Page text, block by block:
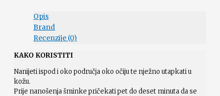
Opis
Brand
Recenzije (0)
KAKO KORISTITI
Nanijeti ispod i oko područja oko očiju te nježno utapkati u
kožu.
Prije nanošenja šminke pričekati pet do deset minuta da se